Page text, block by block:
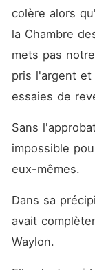
colère alors
la Chambre
mets pas
pris l'argent et
essaies de
Sans
impossible
eux-mêmes.
Dans sa
avait
Waylon.